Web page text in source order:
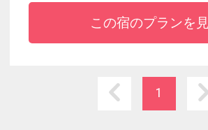
夜には、全室湖に面するお部屋
１０月下旬まで「洞爺湖ロング
す。大浴場は男女共露天風呂・
この宿のプランを
1